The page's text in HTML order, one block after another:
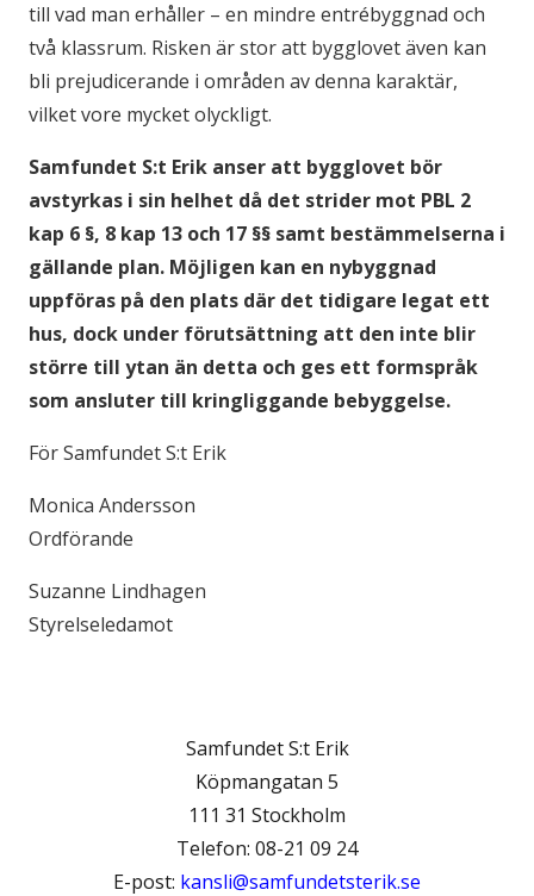
till vad man erhåller – en mindre entrébyggnad och
två klassrum. Risken är stor att bygglovet även kan
bli prejudicerande i områden av denna karaktär,
vilket vore mycket olyckligt.
Samfundet S:t Erik anser att bygglovet bör
avstyrkas i sin helhet då det strider mot PBL 2
kap 6 §, 8 kap 13 och 17 §§ samt bestämmelserna i
gällande plan. Möjligen kan en nybyggnad
uppföras på den plats där det tidigare legat ett
hus, dock under förutsättning att den inte blir
större till ytan än detta och ges ett formspråk
som ansluter till kringliggande bebyggelse.
För Samfundet S:t Erik
Monica Andersson
Ordförande
Suzanne Lindhagen
Styrelseledamot
Samfundet S:t Erik
Köpmangatan 5
111 31 Stockholm
Telefon: 08-21 09 24
E-post: kansli@samfundetsterik.se